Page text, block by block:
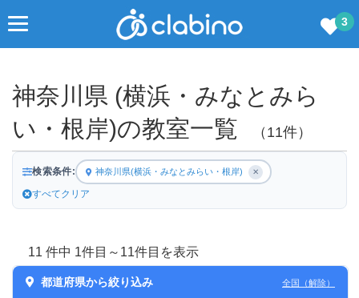
3
神奈川県 (横浜・みなとみら
い・根岸)の教室一覧
（11件）
検索条件: 神奈川県(横浜・みなとみらい・根岸) ✕
すべてクリア
11 件中 1件目～11件目を表示
都道府県から絞り込み 全国（解除）